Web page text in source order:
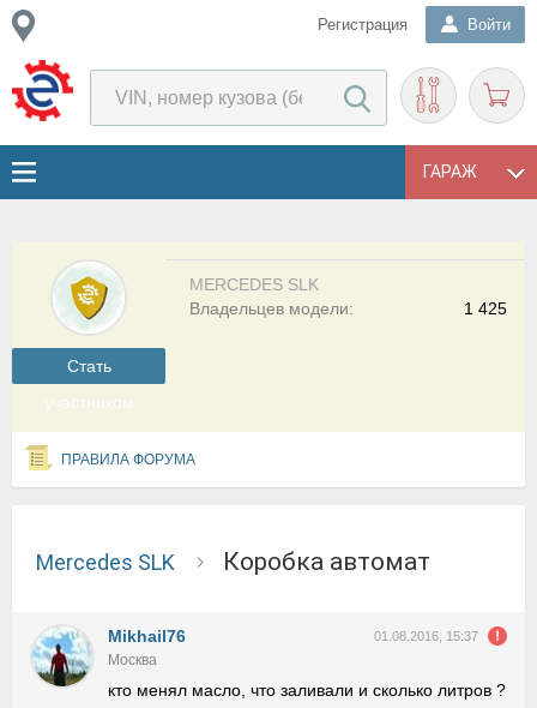
Регистрация Войти
ГАРАЖ
Cтать
участником
MERCEDES SLK
1 425
Владельцев модели:
ПРАВИЛА ФОРУМА
Mercedes SLK коробка автомат
Mikhail76 01.08.2016, 15:37
Москва
кто менял масло, что заливали и сколько литров ?